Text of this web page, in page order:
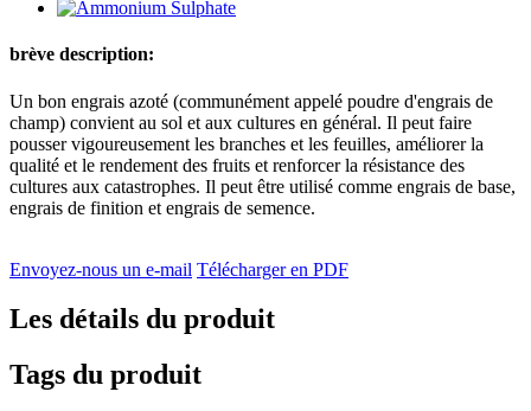
brève description:
Un bon engrais azoté (communément appelé poudre d'engrais de
champ) convient au sol et aux cultures en général. Il peut faire
pousser vigoureusement les branches et les feuilles, améliorer la
qualité et le rendement des fruits et renforcer la résistance des
cultures aux catastrophes. Il peut être utilisé comme engrais de base,
engrais de finition et engrais de semence.
Envoyez-nous un e-mail Télécharger en PDF
Les détails du produit
Tags du produit